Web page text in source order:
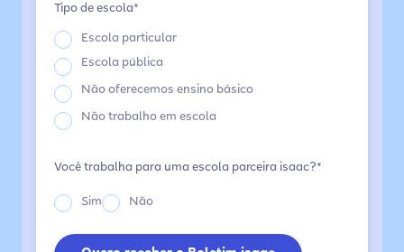
Tipo de escola*
Escola particular
Escola pública
Não oferecemos ensino básico
Não trabalho em escola
Você trabalha para uma escola parceira isaac?*
Sim Não